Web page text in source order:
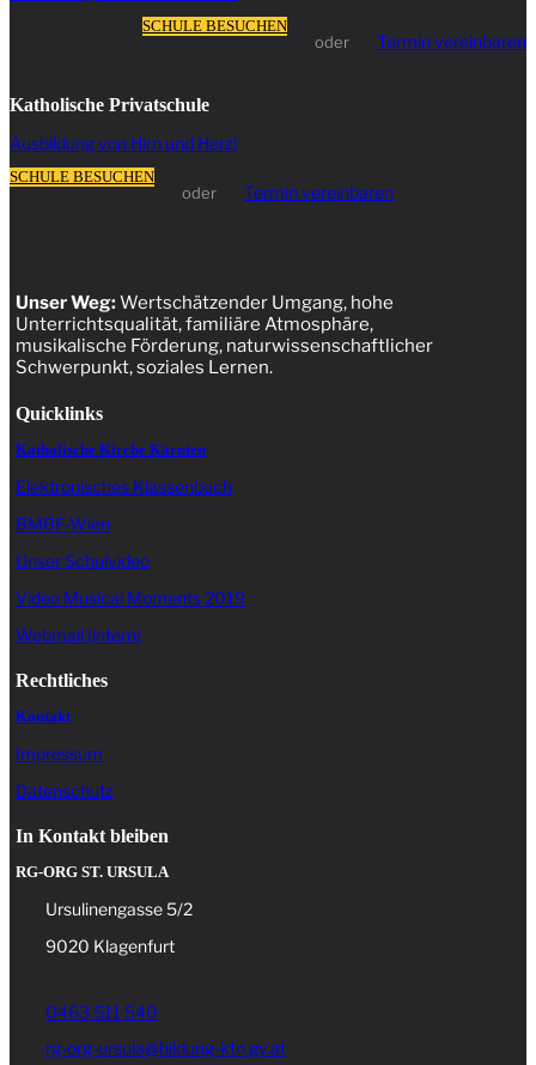
Termin vereinbaren
oder
SCHULE BESUCHEN
Katholische Privatschule
Ausbildung von Hirn und Herz!
SCHULE BESUCHEN
oder Termin vereinbaren
Unser Weg: Wertschätzender Umgang, hohe
Unterrichtsqualität, familiäre Atmosphäre,
musikalische Förderung, naturwissenschaftlicher
Schwerpunkt, soziales Lernen.
Quicklinks
Katholische Kirche Kärnten
Elektronisches Klassenbuch
BMBF-Wien
Unser Schulvideo
Video Musical Moments 2019
Webmail (intern)
Rechtliches
Kontakt
Impressum
Datenschutz
In Kontakt bleiben
RG-ORG ST. URSULA
Ursulinengasse 5/2
9020 Klagenfurt
0463 511 540
rg-org-ursula@bildung-ktn.gv.at